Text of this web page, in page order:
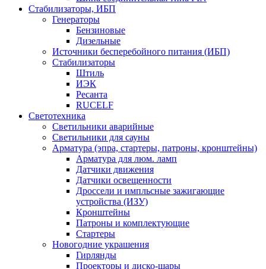
Стабилизаторы, ИБП
Генераторы
Бензиновые
Дизельные
Источники бесперебойного питания (ИБП)
Стабилизаторы
Штиль
ИЭК
Ресанта
RUCELF
Светотехника
Светильники аварийные
Светильники для сауны
Арматура (эпра, стартеры, патроны, кронштейны)
Арматура для люм. ламп
Датчики движения
Датчики освещенности
Дроссели и импльсные зажигающие
устройства (ИЗУ)
Кронштейны
Патроны и комплектующие
Стартеры
Новогодние украшения
Гирлянды
Проекторы и диско-шары